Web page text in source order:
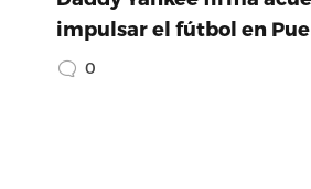
impulsar el fútbol en
0